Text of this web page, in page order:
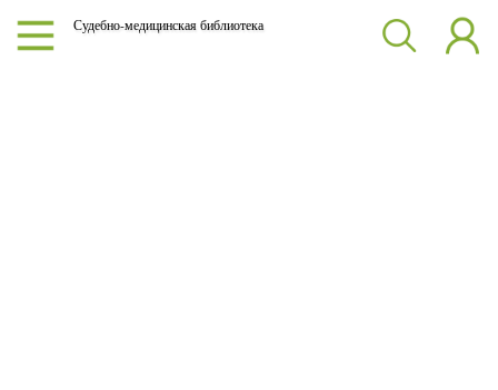
Судебно-медицинская библиотека